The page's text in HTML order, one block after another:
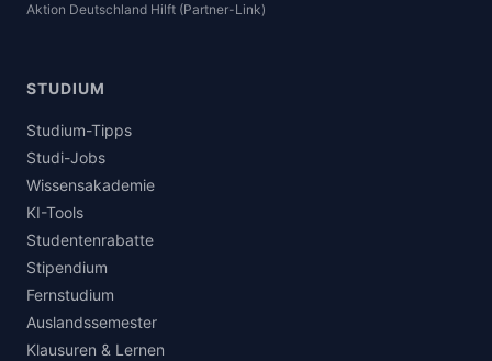
Aktion Deutschland Hilft (Partner-Link)
STUDIUM
Studium-Tipps
Studi-Jobs
Wissensakademie
KI-Tools
Studentenrabatte
Stipendium
Fernstudium
Auslandssemester
Klausuren & Lernen